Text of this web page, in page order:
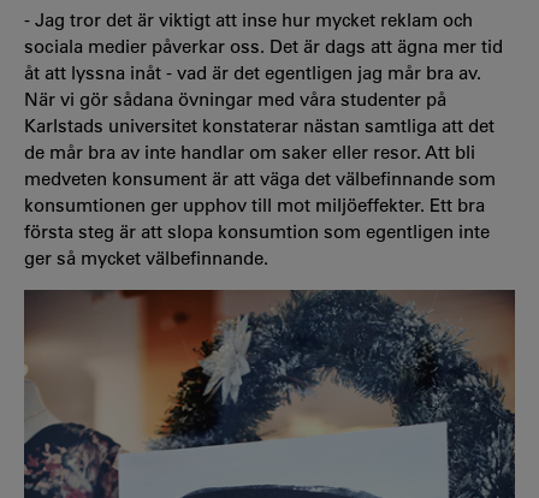
- Jag tror det är viktigt att inse hur mycket reklam och
sociala medier påverkar oss. Det är dags att ägna mer tid
åt att lyssna inåt - vad är det egentligen jag mår bra av.
När vi gör sådana övningar med våra studenter på
Karlstads universitet konstaterar nästan samtliga att det
de mår bra av inte handlar om saker eller resor. Att bli
medveten konsument är att väga det välbefinnande som
konsumtionen ger upphov till mot miljöeffekter. Ett bra
första steg är att slopa konsumtion som egentligen inte
ger så mycket välbefinnande.